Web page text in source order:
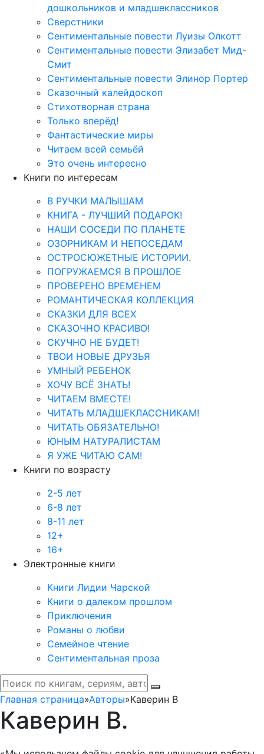
дошкольников и младшеклассников
Сверстники
Сентиментальные повести Луизы Олкотт
Сентиментальные повести Элизабет Мид-
Смит
Сентиментальные повести Элинор Портер
Сказочный калейдоскоп
Стихотворная страна
Только вперёд!
Фантастические миры
Читаем всей семьёй
Это очень интересно
Книги по интересам
В РУЧКИ МАЛЫШАМ
КНИГА - ЛУЧШИЙ ПОДАРОК!
НАШИ СОСЕДИ ПО ПЛАНЕТЕ
ОЗОРНИКАМ И НЕПОСЕДАМ
ОСТРОСЮЖЕТНЫЕ ИСТОРИИ.
ПОГРУЖАЕМСЯ В ПРОШЛОЕ
ПРОВЕРЕНО ВРЕМЕНЕМ
РОМАНТИЧЕСКАЯ КОЛЛЕКЦИЯ
СКАЗКИ ДЛЯ ВСЕХ
СКАЗОЧНО КРАСИВО!
СКУЧНО НЕ БУДЕТ!
ТВОИ НОВЫЕ ДРУЗЬЯ
УМНЫЙ РЕБЕНОК
ХОЧУ ВСЁ ЗНАТЬ!
ЧИТАЕМ ВМЕСТЕ!
ЧИТАТЬ МЛАДШЕКЛАССНИКАМ!
ЧИТАТЬ ОБЯЗАТЕЛЬНО!
ЮНЫМ НАТУРАЛИСТАМ
Я УЖЕ ЧИТАЮ САМ!
Книги по возрасту
2-5 лет
6-8 лет
8-11 лет
12+
16+
Электронные книги
Книги Лидии Чарской
Книги о далеком прошлом
Приключения
Романы о любви
Семейное чтение
Сентиментальная проза
Главная страница»Авторы»Каверин В
Каверин В.